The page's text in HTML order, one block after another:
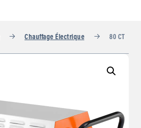
Chauffage Électrique 80 CT